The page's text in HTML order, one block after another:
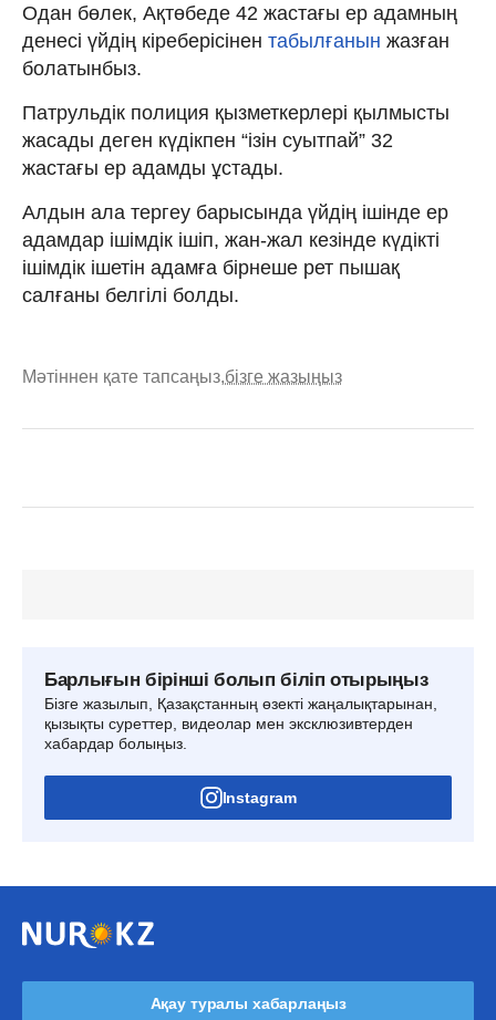
Одан бөлек, Ақтөбеде 42 жастағы ер адамның
денесі үйдің кіреберісінен табылғанын жазған
болатынбыз.
Патрульдік полиция қызметкерлері қылмысты
жасады деген күдікпен “ізін суытпай” 32
жастағы ер адамды ұстады.
Алдын ала тергеу барысында үйдің ішінде ер
адамдар ішімдік ішіп, жан-жал кезінде күдікті
ішімдік ішетін адамға бірнеше рет пышақ
салғаны белгілі болды.
Мәтіннен қате тапсаңыз,бізге жазыңыз
Барлығын бірінші болып біліп отырыңыз
Бізге жазылып, Қазақстанның өзекті жаңалықтарынан,
қызықты суреттер, видеолар мен эксклюзивтерден
хабардар болыңыз.
Instagram
Ақау туралы хабарлаңыз